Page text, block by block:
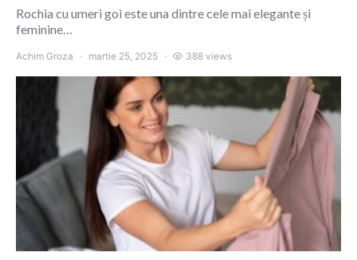
Rochia cu umeri goi este una dintre cele mai elegante și
feminine…
Achim Groza martie 25, 2025 388 views